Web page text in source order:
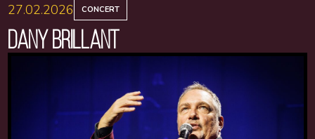
27.02.2026 CONCERT
DANY BRILLANT